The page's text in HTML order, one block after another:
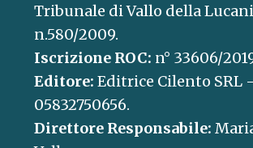
Tribunale di Vallo della
n.580/2009.
Iscrizione ROC: n° 33606/
Editore: Editrice Cilento SRL
05832750656.
Direttore Responsabile: